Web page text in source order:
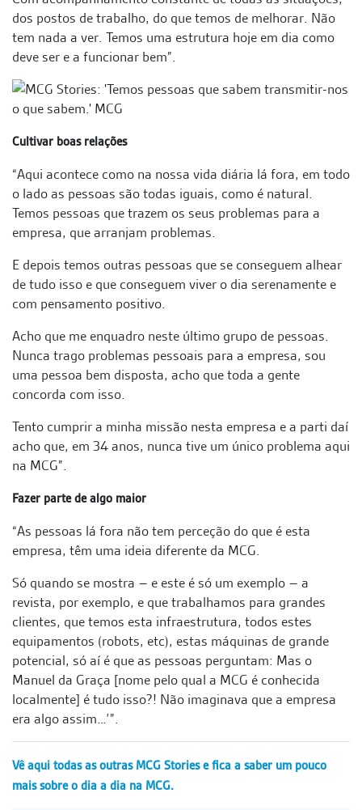
dos postos de trabalho, do que temos de melhorar. Não
tem nada a ver. Temos uma estrutura hoje em dia como
deve ser e a funcionar bem”.
Cultivar boas relações
“Aqui acontece como na nossa vida diária lá fora, em todo
o lado as pessoas são todas iguais, como é natural.
Temos pessoas que trazem os seus problemas para a
empresa, que arranjam problemas.
E depois temos outras pessoas que se conseguem alhear
de tudo isso e que conseguem viver o dia serenamente e
com pensamento positivo.
Acho que me enquadro neste último grupo de pessoas.
Nunca trago problemas pessoais para a empresa, sou
uma pessoa bem disposta, acho que toda a gente
concorda com isso.
Tento cumprir a minha missão nesta empresa e a parti daí
acho que, em 34 anos, nunca tive um único problema aqui
na MCG”.
Fazer parte de algo maior
“As pessoas lá fora não tem perceção do que é esta
empresa, têm uma ideia diferente da MCG.
Só quando se mostra – e este é só um exemplo – a
revista, por exemplo, e que trabalhamos para grandes
clientes, que temos esta infraestrutura, todos estes
equipamentos (robots, etc), estas máquinas de grande
potencial, só aí é que as pessoas perguntam: Mas o
Manuel da Graça [nome pelo qual a MCG é conhecida
localmente] é tudo isso?! Não imaginava que a empresa
era algo assim…’”.
Vê aqui todas as outras MCG Stories e fica a saber um pouco
mais sobre o dia a dia na MCG.